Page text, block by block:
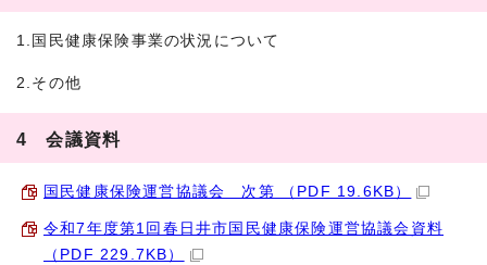
1.国民健康保険事業の状況について
2.その他
4 会議資料
国民健康保険運営協議会 次第 （PDF 19.6KB）
令和7年度第1回春日井市国民健康保険運営協議会資料
（PDF 229.7KB）